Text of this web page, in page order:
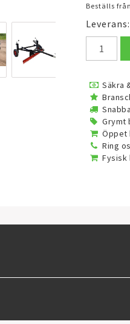
Beställs
Leverans:
Säkra
Grymt
Öppet
Ring
Fysisk